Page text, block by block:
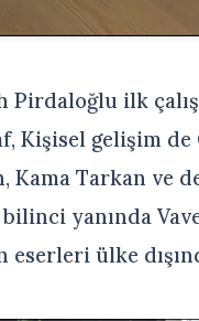
Pirdaloğlu ilk
Kişisel gelişim de
Kama Tarkan ve
yanında
eserleri ülke